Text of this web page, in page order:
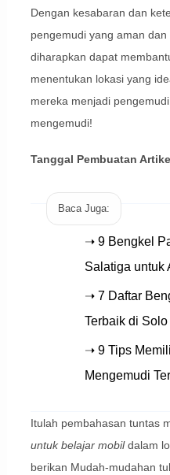
Dengan kesabaran dan
pengemudi yang aman
diharapkan dapat
menentukan lokasi yang
mereka menjadi
mengemudi!
Tanggal Pembuatan
Baca Juga:
➝ 9 Bengkel
Salatiga untuk
➝ 7 Daftar
Terbaik di
➝ 9 Tips
Mengemudi
Itulah pembahasan tuntas
untuk belajar mobildalam
berikan Mudah-mudahan